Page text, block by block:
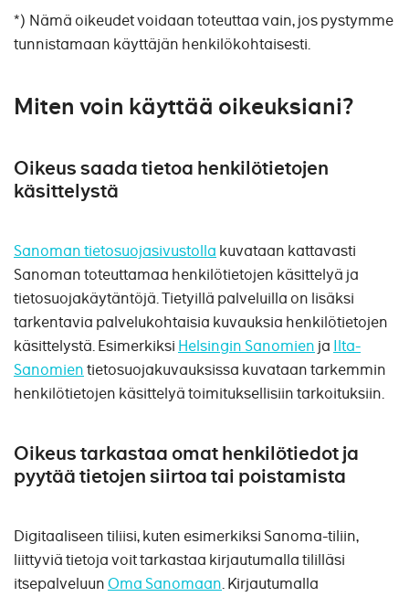
*) Nämä oikeudet voidaan toteuttaa vain, jos pystymme
tunnistamaan käyttäjän henkilökohtaisesti.
Miten voin käyttää oikeuksiani?
Oikeus saada tietoa henkilötietojen
käsittelystä
Sanoman tietosuojasivustolla kuvataan kattavasti
Sanoman toteuttamaa henkilötietojen käsittelyä ja
tietosuojakäytäntöjä. Tietyillä palveluilla on lisäksi
tarkentavia palvelukohtaisia kuvauksia henkilötietojen
käsittelystä. Esimerkiksi Helsingin Sanomien ja Ilta-
Sanomientietosuojakuvauksissa kuvataan tarkemmin
henkilötietojen käsittelyä toimituksellisiin tarkoituksiin.
Oikeus tarkastaa omat henkilötiedot ja
pyytää tietojen siirtoa tai poistamista
Digitaaliseen tiliisi, kuten esimerkiksi Sanoma-tiliin,
liittyviä tietoja voit tarkastaa kirjautumalla tililläsi
itsepalveluunOma Sanomaan. Kirjautumalla